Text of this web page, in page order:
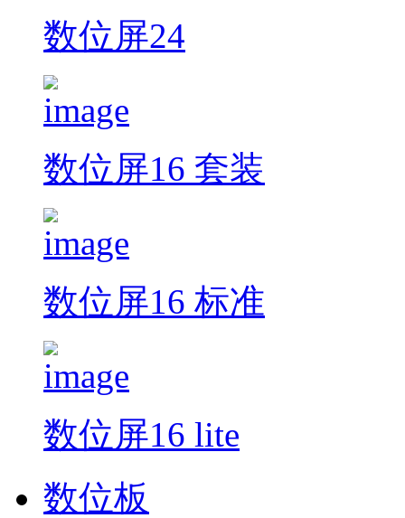
数位屏24
数位屏16 套装
数位屏16 标准
数位屏16 lite
数位板